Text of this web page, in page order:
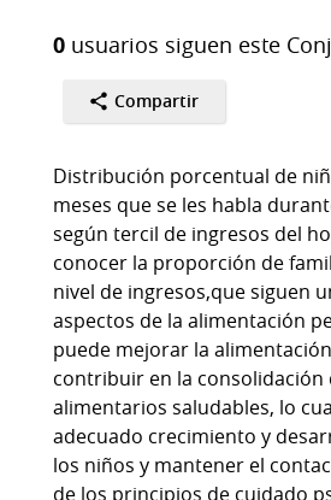
0 usuarios siguen este
Compartir
Distribución porcentual de
meses que se les habla
según tercil de ingresos del
conocer la proporción de
nivel de ingresos,que siguen
aspectos de la alimentación
puede mejorar la
contribuir en la consolidación
alimentarios saludables, lo
adecuado crecimiento y
los niños y mantener el
de los principios de cuidado